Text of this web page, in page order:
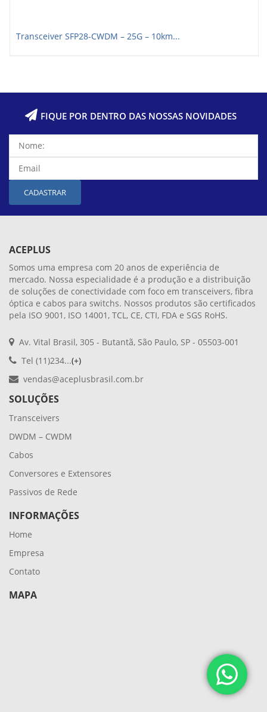
Transceiver SFP28-CWDM – 25G – 10km...
FIQUE POR DENTRO DAS NOSSAS NOVIDADES
CADASTRAR
ACEPLUS
Somos uma empresa com 20 anos de experiência de
mercado. Nossa especialidade é a produção e a distribuição
de soluções de conectividade com foco em transceivers, fibra
óptica e cabos para switchs. Nossos produtos são certificados
pela ISO 9001, ISO 14001, TCL, CE, CTI, FDA e SGS RoHS.
Av. Vital Brasil, 305 - Butantã, São Paulo, SP - 05503-001
Tel (11)234...(+)
vendas@aceplusbrasil.com.br
SOLUÇÕES
Transceivers
DWDM – CWDM
Cabos
Conversores e Extensores
Passivos de Rede
INFORMAÇÕES
Home
Empresa
Contato
MAPA